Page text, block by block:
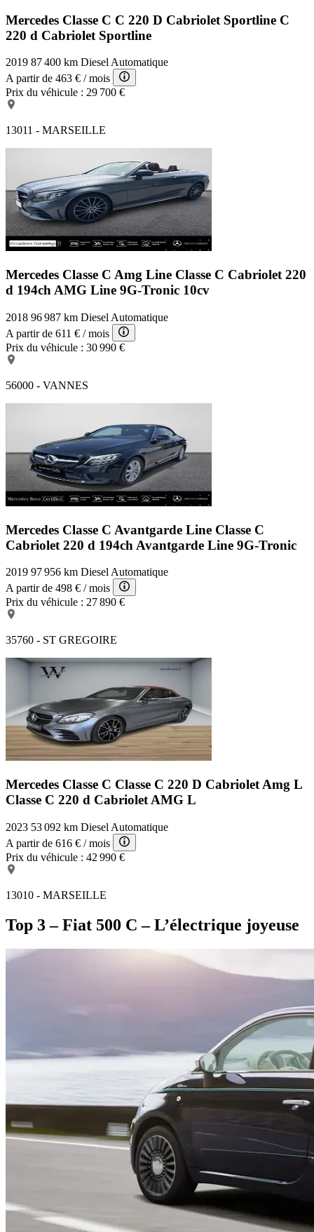
Mercedes Classe C C 220 D Cabriolet Sportline C
220 d Cabriolet Sportline
2019 87 400 km DieselAutomatique
A partir de 463 € / mois
Prix du véhicule : 29 700 €
13011 - MARSEILLE
Mercedes Classe C Amg Line Classe C Cabriolet 220
d 194ch AMG Line 9G-Tronic 10cv
2018 96 987 km Diesel Automatique
A partir de 611 € / mois
Prix du véhicule : 30 990 €
56000 - VANNES
Mercedes Classe C Avantgarde Line Classe C
Cabriolet 220 d 194ch Avantgarde Line 9G-Tronic
2019 97 956 km Diesel Automatique
A partir de 498 € / mois
Prix du véhicule : 27 890 €
35760 - ST GREGOIRE
Mercedes Classe C Classe C 220 D Cabriolet Amg L
Classe C 220 d Cabriolet AMG L
2023 53 092 km Diesel Automatique
A partir de 616 € / mois
Prix du véhicule : 42 990 €
13010 - MARSEILLE
Top 3 – Fiat 500 C – L’électrique joyeuse